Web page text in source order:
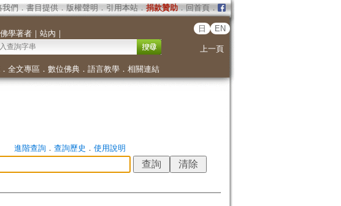
我們 ． 書目提供． 版權聲明 ． 引用本站． 捐款贊助．回首頁．
佛學著者｜ 站內 ｜
日 EN
上一頁
． 全文專區 ． 數位佛典． 語言教學． 相關連結
進階查詢． 查詢歷史 ． 使用說明